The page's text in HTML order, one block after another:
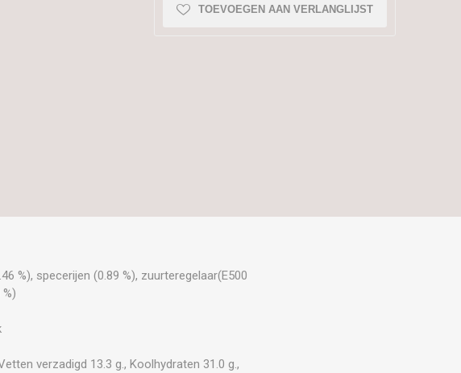
TOEVOEGEN AAN VERLANGLIJST
%), specerijen (0.89 %), zuurteregelaar(E500
verzadigd 13.3 g., Koolhydraten 31.0 g.,